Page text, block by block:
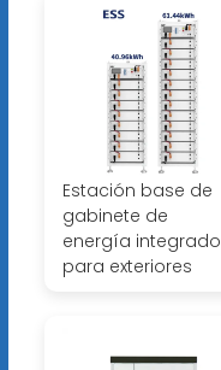
Estación base de
gabinete de
energía integrado
para exteriores